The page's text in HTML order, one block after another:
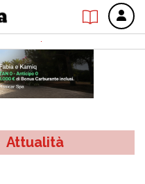
Attualità